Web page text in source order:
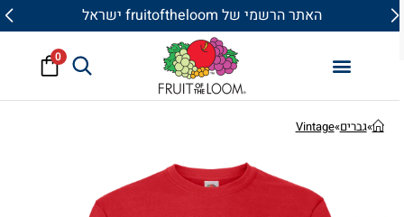
האתר הרשמי של fruitoftheloom ישראל
0
»גברים»
Vintage